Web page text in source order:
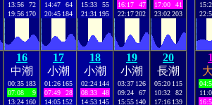
13:56
72
19:56 170
14:47
64
20:45 184
15:33
55
21:31 195
16:17
47
22:17202
17:00
41
23:02203
16
中潮
00:35 183
07:08
9
13:24 160
17
小潮
01:26 165
07:49
28
14:05 152
18
小潮
02:24 144
08:33
48
14:53 145
19
小潮
03:37 126
09:24
67
15:55 140
20
長潮
05:20 115
10:32
82
17:16 139